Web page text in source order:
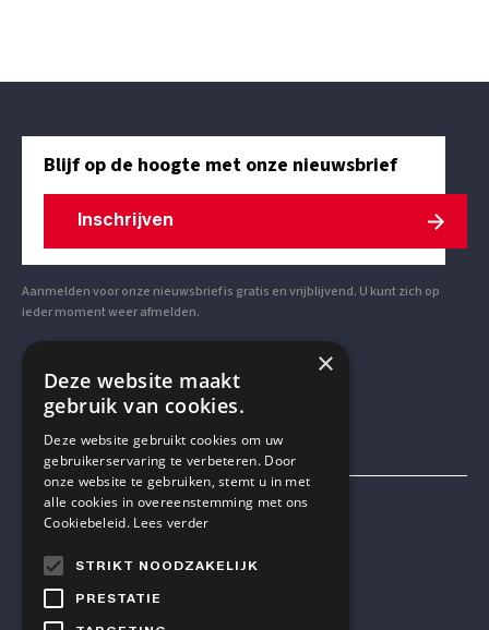
Blijf op de hoogte met onze nieuwsbrief
Inschrijven
Aanmelden voor onze nieuwsbrief is gratis en vrijblijvend. U kunt zich op
ieder moment weer afmelden.
Mensen & Wetenschap VZW
×
Deze website maakt
gebruik van cookies.
Deze website gebruikt cookies om uw
gebruikerservaring te verbeteren. Door
onze website te gebruiken, stemt u in met
alle cookies in overeenstemming met ons
Cookiebeleid. Lees verder
STRIKT NOODZAKELIJK
PRESTATIE